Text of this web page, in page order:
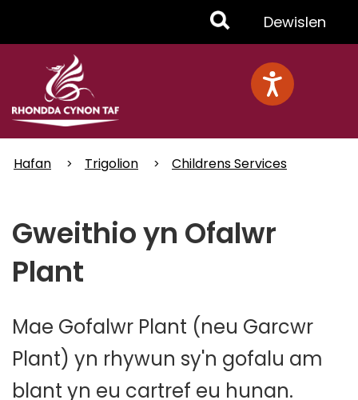
Toggle
Menu
Dewislen
Hafan Trigolion Childrens Services
Gweithio yn Ofalwr
Plant
Mae Gofalwr Plant (neu Garcwr
Plant) yn rhywun sy'n gofalu am
blant yn eu cartref eu hunan.